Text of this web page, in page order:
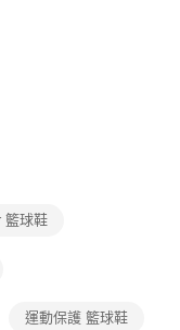
結，可透過四大超商／
完成。
面顯示為準，若有關於
聯繫「AFTEE先享後付
support/home
先享後付」服務完成之交
人之同意方可使用
籃球鞋
運動保護 籃球鞋